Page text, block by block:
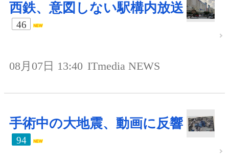
西鉄、意図しない駅構内放送
46
08月07日 13:40 ITmedia NEWS
手術中の大地震、動画に反響
94